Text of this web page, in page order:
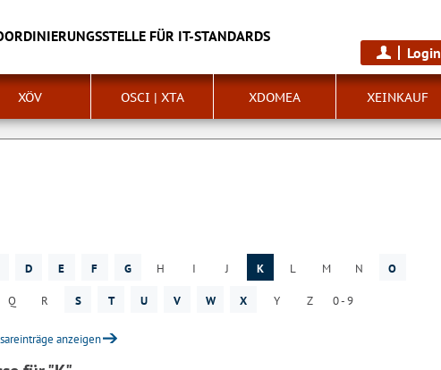
FÜR IT-STANDARDS
Login
XÖV OSCI | XTA XDOMEA XEINKAUF
D E F G H I J K L M N O
Q R S T U V W X Y Z 0 - 9
anzeigen